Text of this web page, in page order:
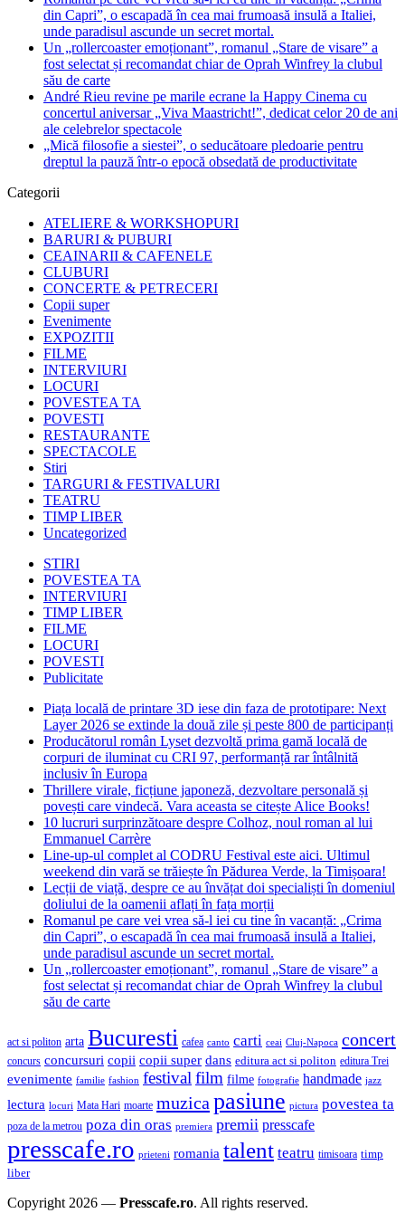
din Capri”, o escapadă în cea mai frumoasă insulă a Italiei,
unde paradisul ascunde un secret mortal.
Un „rollercoaster emoționant”, romanul „Stare de visare” a
fost selectat și recomandat chiar de Oprah Winfrey la clubul
său de carte
André Rieu revine pe marile ecrane la Happy Cinema cu
concertul aniversar „Viva Maastricht!”, dedicat celor 20 de ani
ale celebrelor spectacole
„Mică filosofie a siestei”, o seducătoare pledoarie pentru
dreptul la pauză într-o epocă obsedată de productivitate
Categorii
ATELIERE & WORKSHOPURI
BARURI & PUBURI
CEAINARII & CAFENELE
CLUBURI
CONCERTE & PETRECERI
Copii super
Evenimente
EXPOZITII
FILME
INTERVIURI
LOCURI
POVESTEA TA
POVESTI
RESTAURANTE
SPECTACOLE
Stiri
TARGURI & FESTIVALURI
TEATRU
TIMP LIBER
Uncategorized
STIRI
POVESTEA TA
INTERVIURI
TIMP LIBER
FILME
LOCURI
POVESTI
Publicitate
Piața locală de printare 3D iese din faza de prototipare: Next
Layer 2026 se extinde la două zile și peste 800 de participanți
Producătorul român Lyset dezvoltă prima gamă locală de
corpuri de iluminat cu CRI 97, performanță rar întâlnită
inclusiv în Europa
Thrillere virale, ficțiune japoneză, dezvoltare personală și
povești care vindecă. Vara aceasta se citește Alice Books!
10 lucruri surprinzătoare despre Colhoz, noul roman al lui
Emmanuel Carrère
Line-up-ul complet al CODRU Festival este aici. Ultimul
weekend din vară se trăiește în Pădurea Verde, la Timișoara!
Lecții de viață, despre ce au învățat doi specialiști în domeniul
doliului de la oamenii aflați în fața morții
Romanul pe care vei vrea să-l iei cu tine în vacanță: „Crima
din Capri”, o escapadă în cea mai frumoasă insulă a Italiei,
unde paradisul ascunde un secret mortal.
Un „rollercoaster emoționant”, romanul „Stare de visare” a
fost selectat și recomandat chiar de Oprah Winfrey la clubul
său de carte
act si politon arta Bucuresti cafea canto carti ceai Cluj-Napoca concert
concurs concursuri copii copii super dans editura act si politon editura Trei
evenimente familie fashion festival film filme fotografie handmade jazz
lectura locuri Mata Hari moarte muzica pasiune pictura povestea ta
poza de la metrou poza din oras premiera premii presscafe
presscafe.ro prieteni romania talent teatru timisoara timp
liber
Copyright 2026 — Presscafe.ro. All rights reserved.